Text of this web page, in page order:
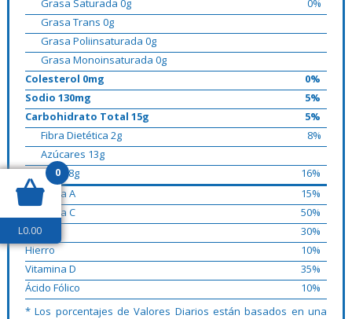
Grasa Saturada 0g
0%
Grasa Trans 0g
Grasa Poliinsaturada 0g
Grasa Monoinsaturada 0g
Colesterol 0mg
0%
Sodio 130mg
5%
Carbohidrato Total 15g
5%
Fibra Dietética 2g
8%
Azúcares 13g
Proteína 8g
16%
Vitamina A
15%
Vitamina C
50%
Calcio
30%
Hierro
10%
Vitamina D
35%
Ácido Fólico
10%
* Los porcentajes de Valores Diarios están basados en una
0
L0.00